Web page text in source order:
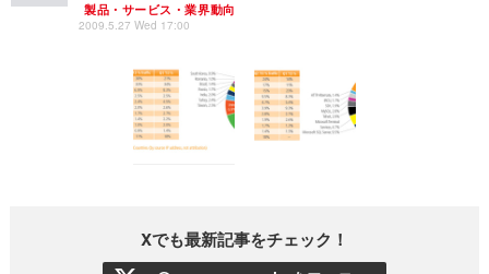
製品・サービス・業界動向
2009.5.27 Wed 17:00
Xでも最新記事をチェック！